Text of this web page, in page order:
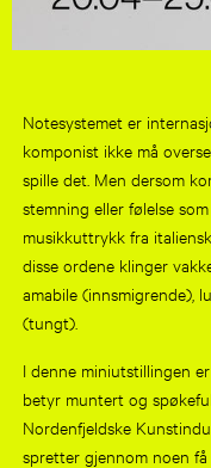
Notesystemet er
komponist ikke må
spille det. Men dersom
stemning eller følelse
musikkuttrykk fra
disse ordene klinger
amabile (innsmigrende),
(tungt).
I denne miniutstillingen
betyr muntert og
Nordenfjeldske
spretter gjennom noen